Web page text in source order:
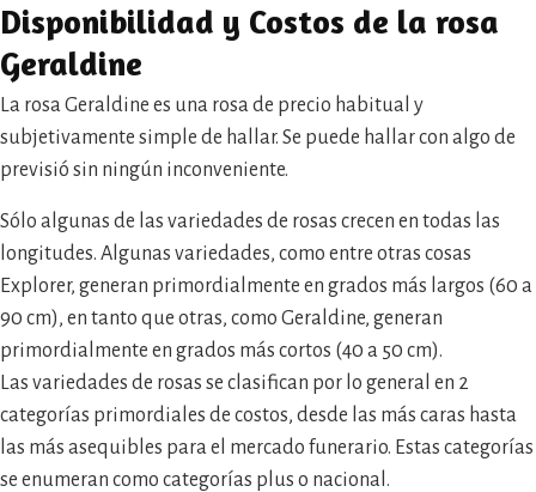
Disponibilidad y Costos de la rosa
Geraldine
La rosa Geraldine es una rosa de precio habitual y
subjetivamente simple de hallar. Se puede hallar con algo de
previsió sin ningún inconveniente.
Sólo algunas de las variedades de rosas crecen en todas las
longitudes. Algunas variedades, como entre otras cosas
Explorer, generan primordialmente en grados más largos (60 a
90 cm), en tanto que otras, como Geraldine, generan
primordialmente en grados más cortos (40 a 50 cm).
Las variedades de rosas se clasifican por lo general en 2
categorías primordiales de costos, desde las más caras hasta
las más asequibles para el mercado funerario. Estas categorías
se enumeran como categorías plus o nacional.